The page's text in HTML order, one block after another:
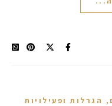
הגרלות ופעילויות